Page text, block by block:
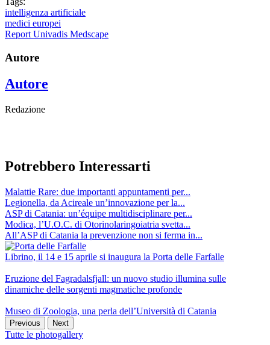
intelligenza artificiale
medici europei
Report Univadis Medscape
Autore
Autore
Redazione
Potrebbero Interessarti
Malattie Rare: due importanti appuntamenti per...
Legionella, da Acireale un’innovazione per la...
ASP di Catania: un’équipe multidisciplinare per...
Modica, l’U.O.C. di Otorinolaringoiatria svetta...
All’ASP di Catania la prevenzione non si ferma in...
Librino, il 14 e 15 aprile si inaugura la Porta delle Farfalle
Eruzione del Fagradalsfjall: un nuovo studio illumina sulle
dinamiche delle sorgenti magmatiche profonde
Museo di Zoologia, una perla dell’Università di Catania
Previous Next
Tutte le photogallery